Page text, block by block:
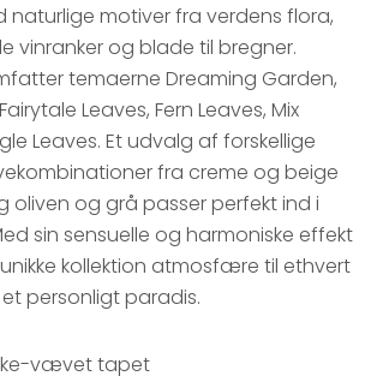
naturlige motiver fra verdens flora,
vinranker og blade til bregner.
temaerne Dreaming Garden,
Leaves, Fern Leaves, Mix
Leaves. Et udvalg af forskellige
fra creme og beige
oliven og grå passer perfekt ind i
sin sensuelle og harmoniske effekt
kollektion atmosfære til ethvert
personligt paradis.
vævet tapet